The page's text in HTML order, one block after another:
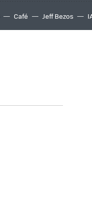
Café Jeff Bezos